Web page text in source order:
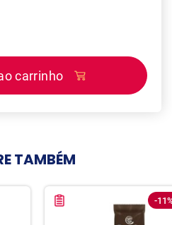
carrinho
TAMBÉM
-